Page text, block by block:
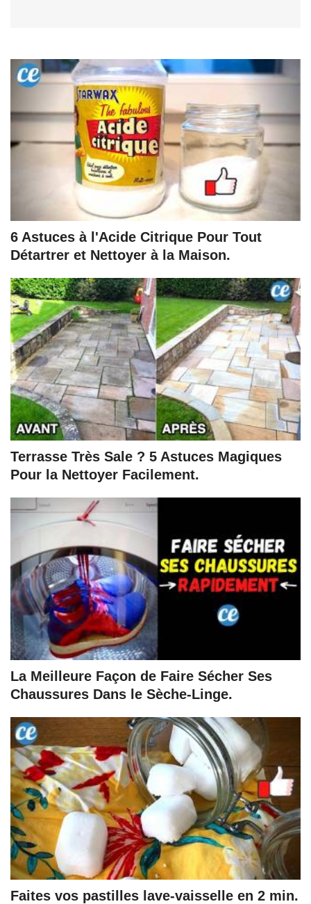
6 Astuces à l'Acide Citrique Pour Tout
Détartrer et Nettoyer à la Maison.
Terrasse Très Sale ? 5 Astuces Magiques
Pour la Nettoyer Facilement.
La Meilleure Façon de Faire Sécher Ses
Chaussures Dans le Sèche-Linge.
Faites vos pastilles lave-vaisselle en 2 min.